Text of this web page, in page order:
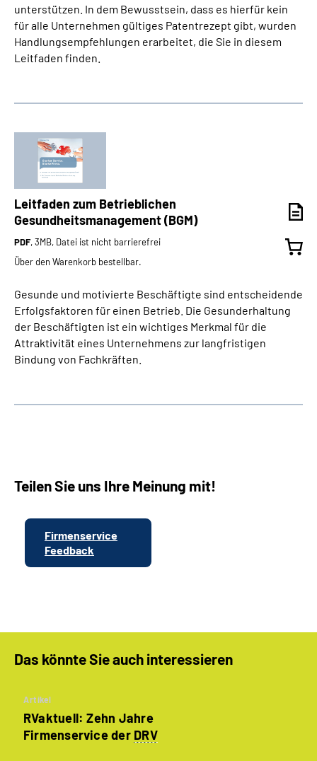
unterstützen. In dem Bewusstsein, dass es hierfür kein
für alle Unternehmen gültiges Patentrezept gibt, wurden
Handlungsempfehlungen erarbeitet, die Sie in diesem
Leitfaden finden.
Leitfaden zum Betrieblichen
Gesundheitsmanagement (BGM)
PDF, 3MB, Datei ist nicht barrierefrei
Über den Warenkorb bestellbar.
Gesunde und motivierte Beschäftigte sind entscheidende
Erfolgsfaktoren für einen Betrieb. Die Gesunderhaltung
der Beschäftigten ist ein wichtiges Merkmal für die
Attraktivität eines Unternehmens zur langfristigen
Bindung von Fachkräften.
Teilen Sie uns Ihre Meinung mit!
Firmenservice
Feedback
Das könnte Sie auch interessieren
Artikel
RVaktuell: Zehn Jahre
Firmenservice der DRV